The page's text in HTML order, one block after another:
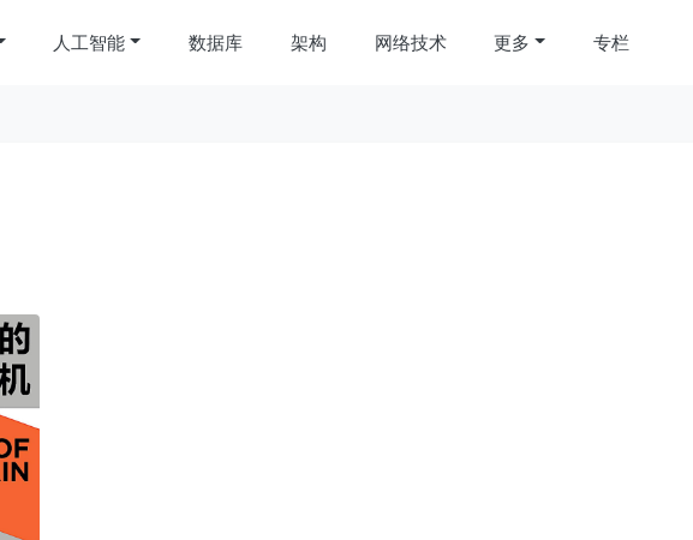
人工智能 数据库 架构 网络技术 更多 专栏